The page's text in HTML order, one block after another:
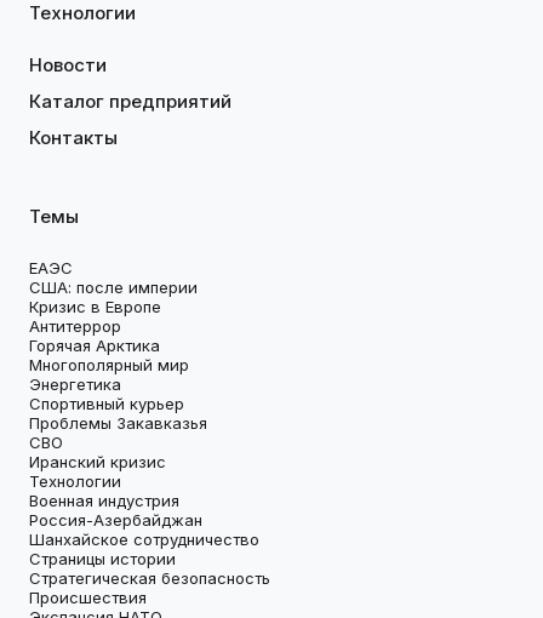
Технологии
Новости
Каталог предприятий
Контакты
Темы
ЕАЭС
США: после империи
Кризис в Европе
Антитеррор
Горячая Арктика
Многополярный мир
Энергетика
Спортивный курьер
Проблемы Закавказья
СВО
Иранский кризис
Технологии
Военная индустрия
Россия-Азербайджан
Шанхайское сотрудничество
Страницы истории
Стратегическая безопасность
Происшествия